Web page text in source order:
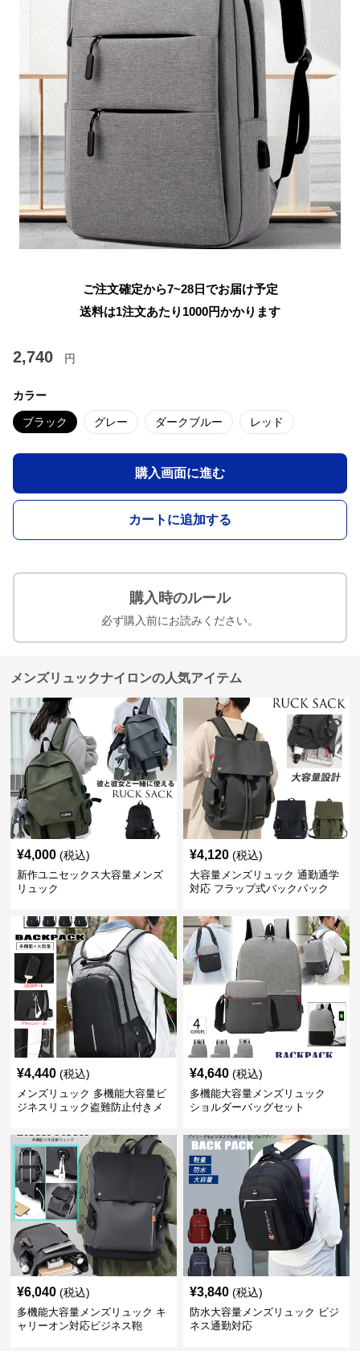
ご注文確定から7~28日でお届け予定
送料は1注文あたり 1000円かかります
2,740 円
カラー
ブラック グレー ダークブルー レッド
購入画面に進む
カートに追加する
購入時のルール
必ず購入前にお読みください。
メンズリュックナイロンの人気アイテム
¥4,000 (税込)
新作ユニセックス大容量メンズ
リュック
¥4,120 (税込)
大容量メンズリュック 通勤通学
対応 フラップ式バックパック
¥4,440 (税込)
メンズリュック 多機能大容量ビ
ジネスリュック盗難防止付きメ
¥4,640 (税込)
多機能大容量メンズリュック
ショルダーバッグセット
¥6,040 (税込)
多機能大容量メンズリュック キ
ャリーオン対応ビジネス鞄
¥3,840 (税込)
防水大容量メンズリュック ビジ
ネス通勤対応